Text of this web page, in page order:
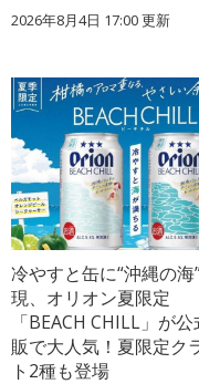
2026年8月4日 17:00更新
冷やすと缶に“沖縄の海
現、オリオン夏限定
「BEACH CHILL」が公
販で大人気！夏限定ク
ト2種も登場